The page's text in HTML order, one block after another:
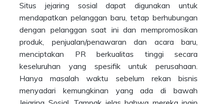
Situs jejaring sosial dapat digunakan untuk
mendapatkan pelanggan baru, tetap berhubungan
dengan pelanggan saat ini dan mempromosikan
produk, penjualan/penawaran dan acara baru,
menciptakan PR berkualitas tinggi secara
keseluruhan yang spesifik untuk perusahaan.
Hanya masalah waktu sebelum rekan bisnis
menyadari kemungkinan yang ada di bawah